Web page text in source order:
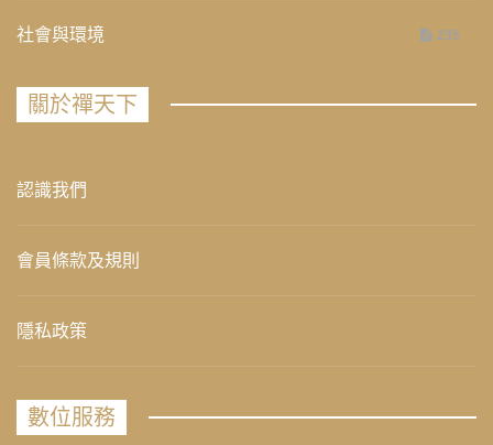
社會與環境 235
關於禪天下
認識我們
會員條款及規則
隱私政策
數位服務